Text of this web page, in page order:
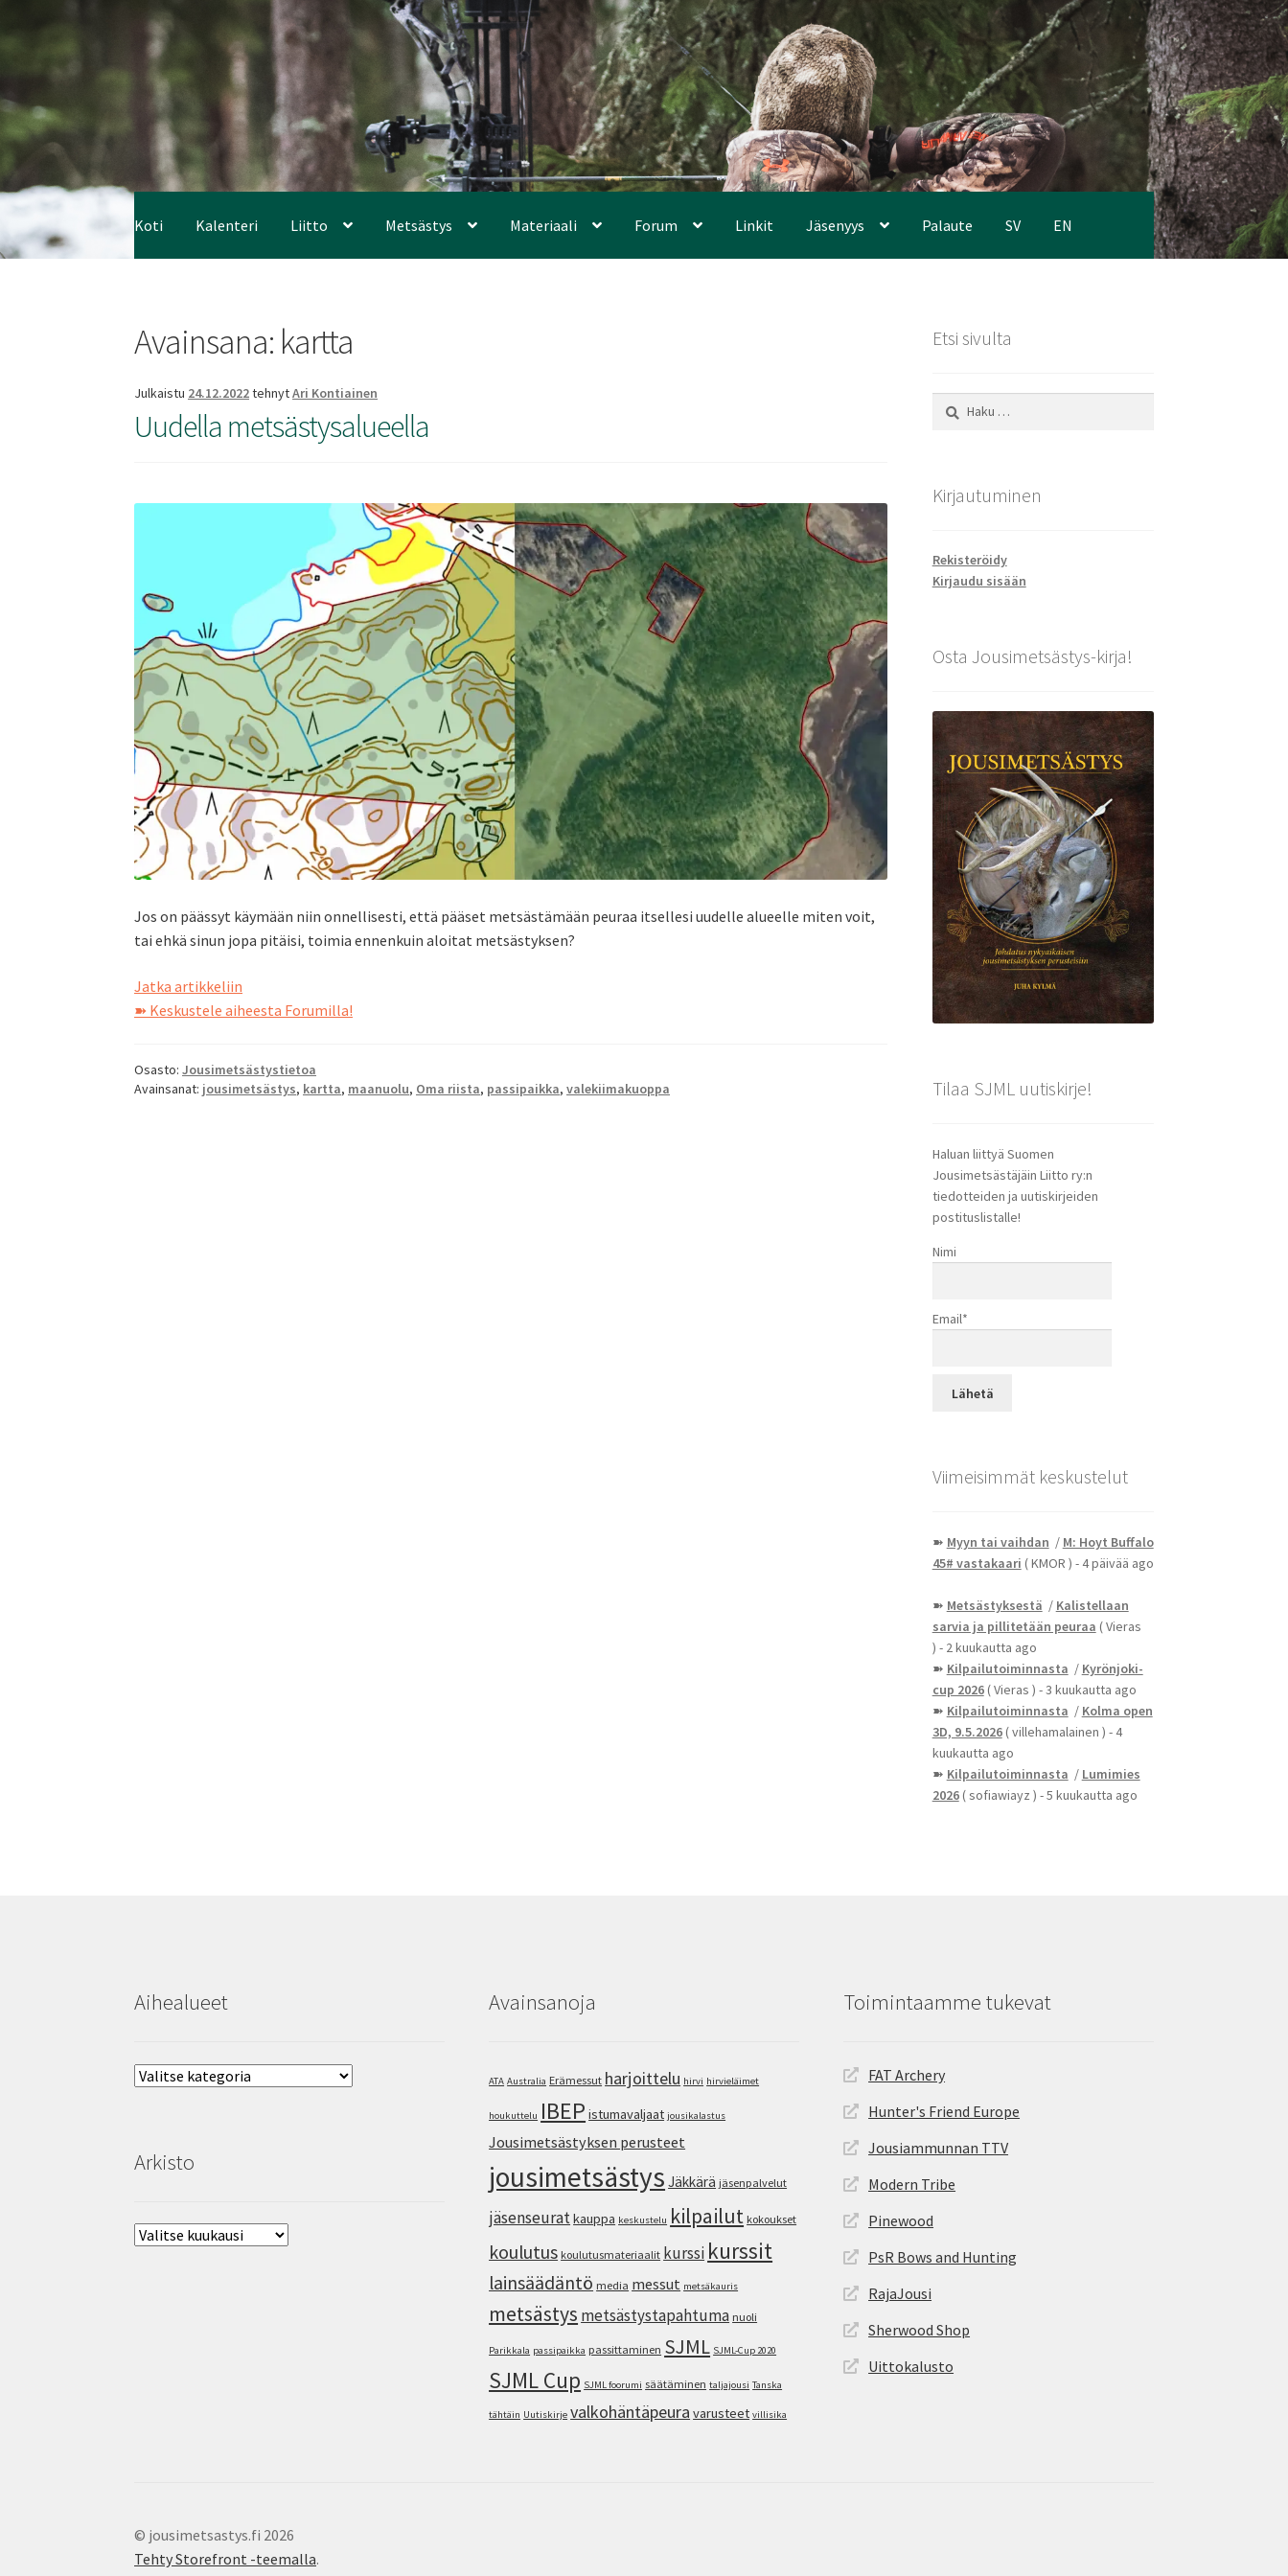
Koti Kalenteri Liitto Metsästys Materiaali Forum Linkit Jäsenyys Palaute SV EN
Avainsana: kartta
Julkaistu 24.12.2022tehnytAri Kontiainen
Uudella metsästysalueella
Jos on päässyt käymään niin onnellisesti, että pääset metsästämään peuraa itsellesi uudelle alueelle miten voit,
tai ehkä sinun jopa pitäisi, toimia ennenkuin aloitat metsästyksen?
Jatka artikkeliin
metsästysalueella
➽ Keskustele aiheesta Forumilla!
Osasto:Jousimetsästystietoa
Avainsanat: jousimetsästys, kartta, maanuolu, Oma riista, passipaikka,valekiimakuoppa
Etsi sivulta
Haku:
Kirjautuminen
Rekisteröidy
Kirjaudu sisään
Osta Jousimetsästys-kirja!
Tilaa SJML uutiskirje!
Haluan liittyä Suomen
Jousimetsästäjäin Liitto ry:n
tiedotteiden ja uutiskirjeiden
postituslistalle!
Nimi
Email*
Viimeisimmät keskustelut
➽ Myyn tai vaihdan / M: Hoyt Buffalo
45# vastakaari ( KMOR ) - 4 päivää ago
➽ Metsästyksestä / Kalistellaan
sarvia ja pillitetään peuraa ( Vieras
) - 2 kuukautta ago
➽ Kilpailutoiminnasta / Kyrönjoki-
cup 2026( Vieras ) - 3 kuukautta ago
➽ Kilpailutoiminnasta / Kolma open
3D, 9.5.2026( villehamalainen ) - 4
kuukautta ago
➽ Kilpailutoiminnasta / Lumimies
2026( sofiawiayz ) - 5 kuukautta ago
Aihealueet
Aihealueet
Arkisto
Arkisto
Avainsanoja
ATA Australia Erämessut harjoittelu hirvi hirvieläimet
houkuttelu IBEP istumavaljaat jousikalastus
Jousimetsästyksen perusteet
jousimetsästys Jäkkärä jäsenpalvelut
jäsenseuratkauppa keskustelu kilpailut kokoukset
koulutus koulutusmateriaalit kurssi kurssit
lainsäädäntö media messut metsäkauris
metsästys metsästystapahtuma nuoli
Parikkala passipaikka passittaminen SJML SJML-Cup 2020
SJML Cup SJML foorumi säätäminen taljajousi Tanska
tähtäin Uutiskirje valkohäntäpeura varusteet villisika
Toimintaamme tukevat
FAT Archery
Hunter's Friend Europe
Jousiammunnan TTV
Modern Tribe
Pinewood
PsR Bows and Hunting
RajaJousi
Sherwood Shop
Uittokalusto
© jousimetsastys.fi 2026
Tehty Storefront -teemalla.